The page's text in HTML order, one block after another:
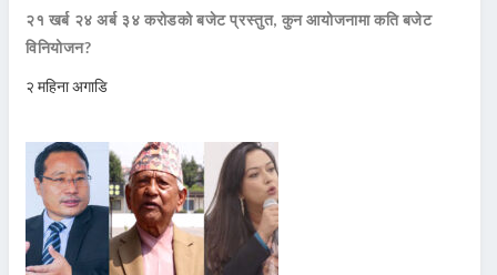
२१ खर्ब २४ अर्ब ३४ करोडको बजेट प्रस्तुत, कुन आयोजनामा कति बजेट
विनियोजन?
२ महिना अगाडि